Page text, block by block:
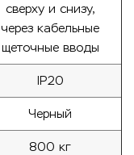
сверху и снизу,
через кабельные
щеточные вводы
IP20
Черный
800 кг